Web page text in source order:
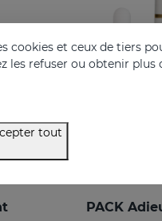
PACK
cookies et ceux de tiers
les refuser ou obtenir
tout